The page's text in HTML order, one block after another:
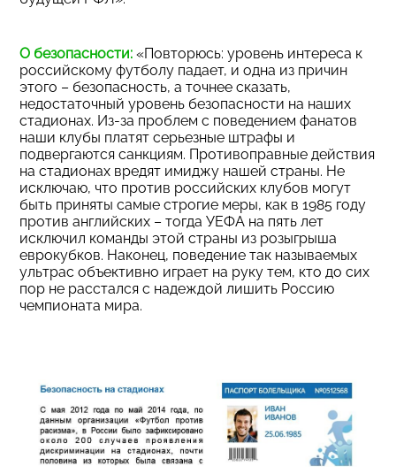
О безопасности: «Повторюсь: уровень интереса к
российскому футболу падает, и одна из причин
этого – безопасность, а точнее сказать,
недостаточный уровень безопасности на наших
стадионах. Из-за проблем с поведением фанатов
наши клубы платят серьезные штрафы и
подвергаются санкциям. Противоправные действия
на стадионах вредят имиджу нашей страны. Не
исключаю, что против российских клубов могут
быть приняты самые строгие меры, как в 1985 году
против английских – тогда УЕФА на пять лет
исключил команды этой страны из розыгрыша
еврокубков. Наконец, поведение так называемых
ультрас объективно играет на руку тем, кто до сих
пор не расстался с надеждой лишить Россию
чемпионата мира.